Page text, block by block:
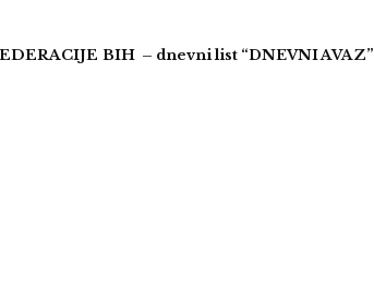
BIH– dnevni list “DNEVNI AVAZ”